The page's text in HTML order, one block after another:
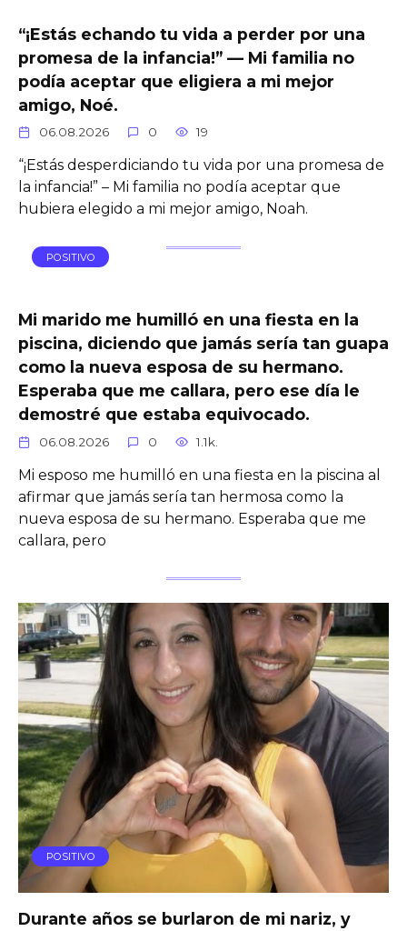
“¡Estás echando tu vida a perder por una
promesa de la infancia!” — Mi familia no
podía aceptar que eligiera a mi mejor
amigo, Noé.
06.08.2026 0 19
“¡Estás desperdiciando tu vida por una promesa de
la infancia!” – Mi familia no podía aceptar que
hubiera elegido a mi mejor amigo, Noah.
POSITIVO
Mi marido me humilló en una fiesta en la
piscina, diciendo que jamás sería tan guapa
como la nueva esposa de su hermano.
Esperaba que me callara, pero ese día le
demostré que estaba equivocado.
06.08.2026 0 1.1k.
Mi esposo me humilló en una fiesta en la piscina al
afirmar que jamás sería tan hermosa como la
nueva esposa de su hermano. Esperaba que me
callara, pero
POSITIVO
Durante años se burlaron de mi nariz, y